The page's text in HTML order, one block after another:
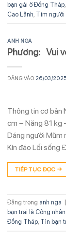
bạn gái ở Đồng Tháp
Cao Lãnh Tìm người
ANH NGA
Phương: Vui
ĐĂNG VÀO 26/03/2025
Thông tin cơ bản
cm – Nặng 81 kg
Dáng người Mũm
Kín đáo Lối sống
TIẾP TỤC ĐỌC →
Đăng trong anh nga
bạn trai là Công
Đồng Tháp, Tìn bạn